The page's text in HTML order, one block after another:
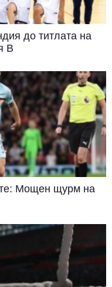
до титлата на
B
Мощен щурм на